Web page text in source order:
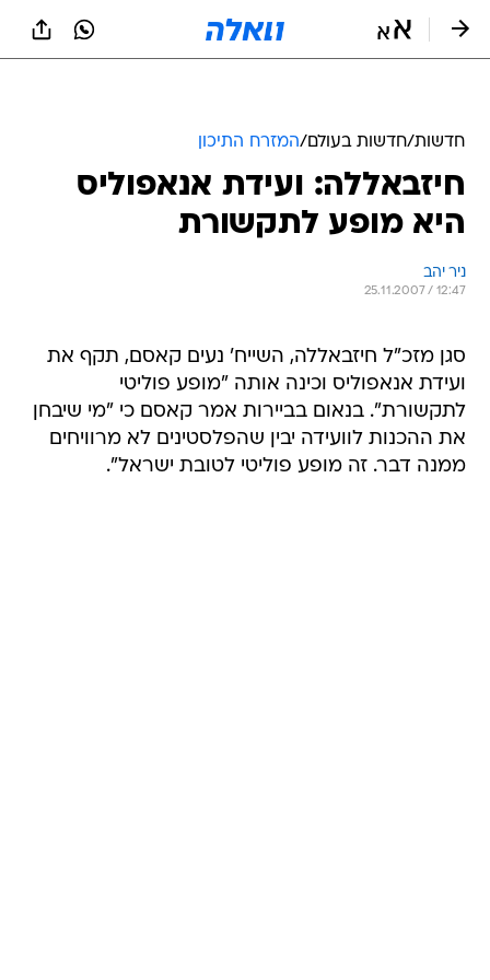
חדשות/חדשות בעולם/המזרח התיכון
חיזבאללה: ועידת אנאפוליס
היא מופע לתקשורת
ניר יהב
25.11.2007 / 12:47
סגן מזכ"ל חיזבאללה, השייח' נעים קאסם, תקף את
ועידת אנאפוליס וכינה אותה "מופע פוליטי
לתקשורת". בנאום בביירות אמר קאסם כי "מי שיבחן
את ההכנות לוועידה יבין שהפלסטינים לא מרוויחים
ממנה דבר. זה מופע פוליטי לטובת ישראל".